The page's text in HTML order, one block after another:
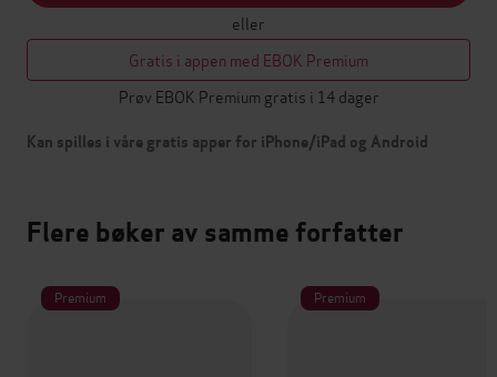
eller
Gratis i appen med EBOK Premium
Prøv EBOK Premium gratis i 14 dager
Kan spilles i våre gratis apper for iPhone/iPad og Android
Flere bøker av samme forfatter
Premium Premium